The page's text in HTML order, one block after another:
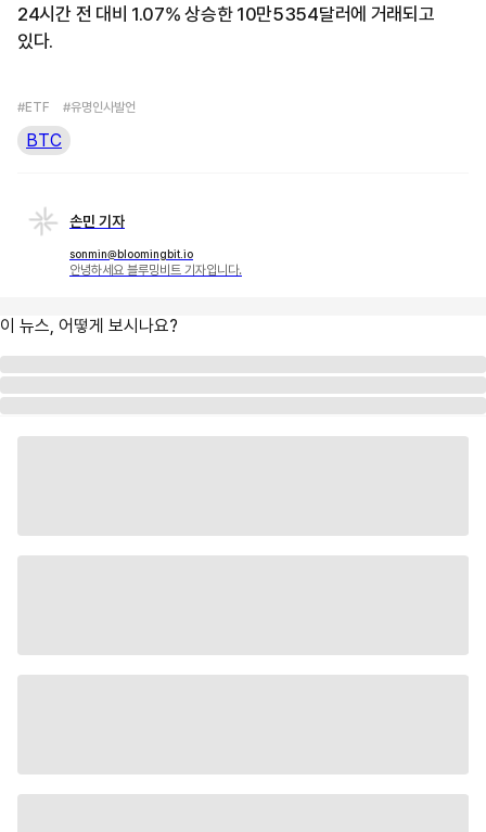
24시간 전 대비 1.07% 상승한 10만5354달러에 거래되고
있다.
#ETF #유명인사발언
BTC
손민 기자
sonmin@bloomingbit.io
안녕하세요 블루밍비트 기자입니다.
이 뉴스, 어떻게 보시나요?